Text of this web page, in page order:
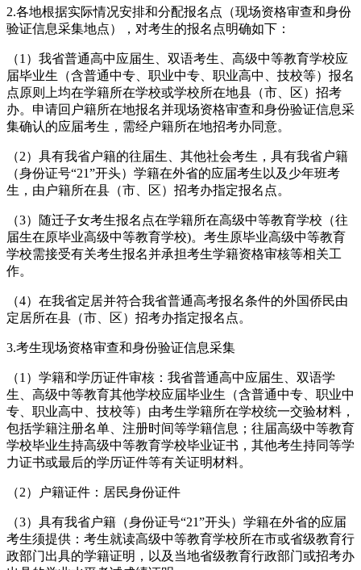
2.各地根据实际情况安排和分配报名点（现场资格审查和身份
验证信息采集地点），对考生的报名点明确如下：
（1）我省普通高中应届生、双语考生、高级中等教育学校应
届毕业生（含普通中专、职业中专、职业高中、技校等）报名
点原则上均在学籍所在学校或学校所在地县（市、区）招考
办。申请回户籍所在地报名并现场资格审查和身份验证信息采
集确认的应届考生，需经户籍所在地招考办同意。
（2）具有我省户籍的往届生、其他社会考生，具有我省户籍
（身份证号“21”开头）学籍在外省的应届考生以及少年班考
生，由户籍所在县（市、区）招考办指定报名点。
（3）随迁子女考生报名点在学籍所在高级中等教育学校（往
届生在原毕业高级中等教育学校)。考生原毕业高级中等教育
学校需接受有关考生报名并承担考生学籍资格审核等相关工
作。
（4）在我省定居并符合我省普通高考报名条件的外国侨民由
定居所在县（市、区）招考办指定报名点。
3.考生现场资格审查和身份验证信息采集
（1）学籍和学历证件审核：我省普通高中应届生、双语学
生、高级中等教育其他学校应届毕业生（含普通中专、职业中
专、职业高中、技校等）由考生学籍所在学校统一交验材料，
包括学籍注册名单、注册时间等学籍信息；往届高级中等教育
学校毕业生持高级中等教育学校毕业证书，其他考生持同等学
力证书或最后的学历证件等有关证明材料。
（2）户籍证件：居民身份证件
（3）具有我省户籍（身份证号“21”开头）学籍在外省的应届
考生须提供：考生就读高级中等教育学校所在市或省级教育行
政部门出具的学籍证明，以及当地省级教育行政部门或招考办